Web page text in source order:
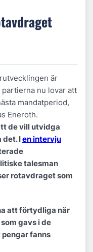
är
nu lovar att
mandatperiod,
Eneroth.
de vill utvidga
det. Ien intervju
talesman
rotavdraget som
att förtydliga när
gavs i de
fanns